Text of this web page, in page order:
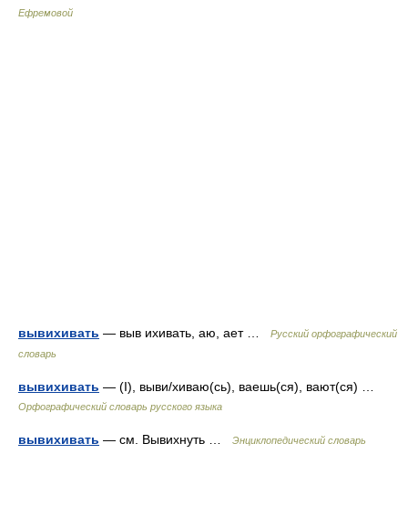
Ефремовой
вывихивать — выв ихивать, аю, ает …
Русский орфографический
словарь
вывихивать — (I), выви/хиваю(сь), ваешь(ся), вают(ся) …
Орфографический словарь русского языка
вывихивать — см. Вывихнуть … Энциклопедический словарь